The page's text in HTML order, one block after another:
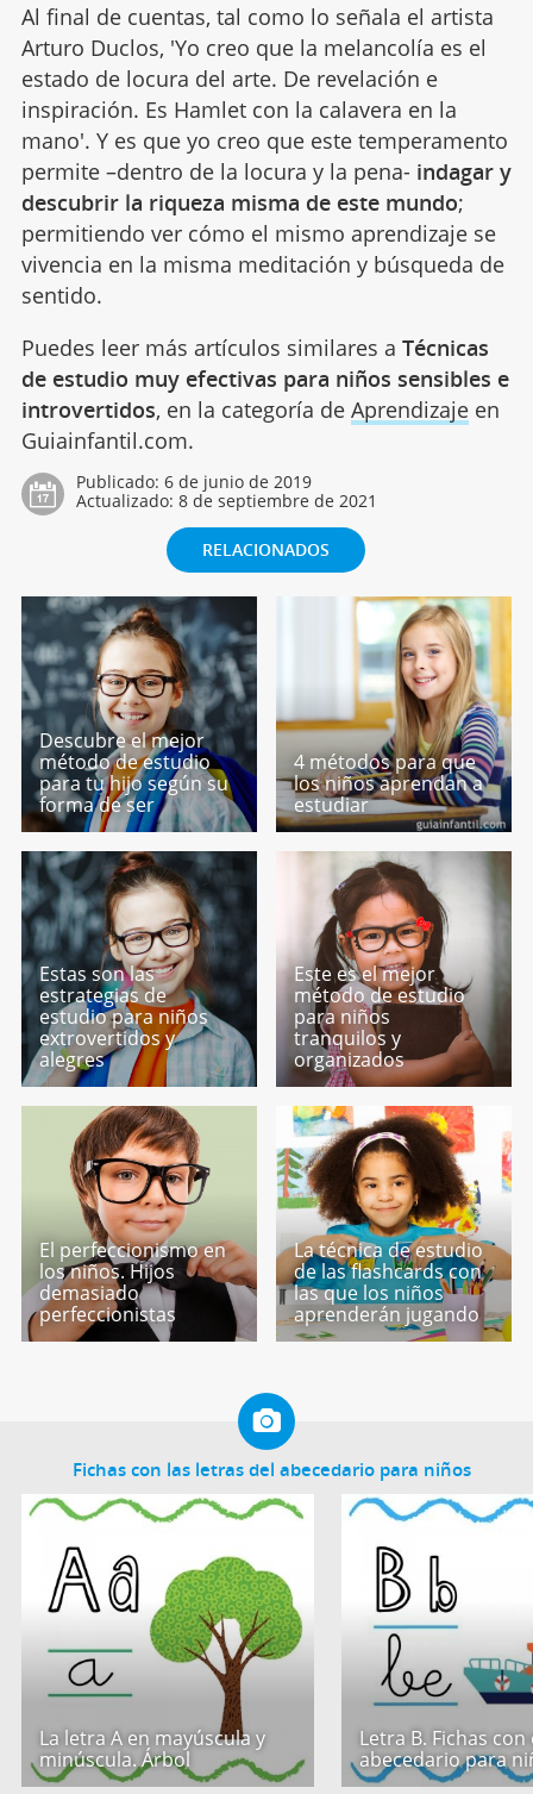
Al final de cuentas, tal como lo señala el artista
Arturo Duclos, 'Yo creo que la melancolía es el
estado de locura del arte. De revelación e
inspiración. Es Hamlet con la calavera en la
mano'. Y es que yo creo que este temperamento
permite –dentro de la locura y la pena- indagar y
descubrir la riqueza misma de este mundo;
permitiendo ver cómo el mismo aprendizaje se
vivencia en la misma meditación y búsqueda de
sentido.
Puedes leer más artículos similares a Técnicas
de estudio muy efectivas para niños sensibles e
introvertidos, en la categoría de Aprendizajeen
Guiainfantil.com.
Publicado: 6 de junio de 2019
Actualizado: 8 de septiembre de 2021
RELACIONADOS
Descubre el mejor
método de estudio
para tu hijo según su
forma de ser
4 métodos para que
los niños aprendan a
estudiar
Estas son las
estrategias de
estudio para niños
extrovertidos y
alegres
Este es el mejor
método de estudio
para niños
tranquilos y
organizados
El perfeccionismo en
los niños. Hijos
demasiado
perfeccionistas
La técnica de estudio
de las flashcards con
las que los niños
aprenderán jugando
Fichas con las letras del abecedario para niños
La letra A en mayúscula y
minúscula. Árbol
Letra B. Fichas con
abecedario para